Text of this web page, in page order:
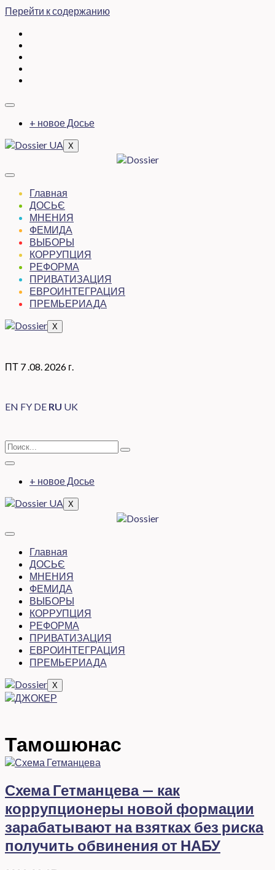
Перейти к содержанию
+ новое Досье
X
Главная
ДОСЬЄ
МНЕНИЯ
ФЕМИДА
ВЫБОРЫ
КОРРУПЦИЯ
РЕФОРМА
ПРИВАТИЗАЦИЯ
ЕВРОИНТЕГРАЦИЯ
ПРЕМЬЕРИАДА
X
ПТ 7 .08. 2026 г.
EN FY DE RU UK
+ новое Досье
X
Главная
ДОСЬЄ
МНЕНИЯ
ФЕМИДА
ВЫБОРЫ
КОРРУПЦИЯ
РЕФОРМА
ПРИВАТИЗАЦИЯ
ЕВРОИНТЕГРАЦИЯ
ПРЕМЬЕРИАДА
X
Тамошюнас
Схема Гетманцева — как
коррупционеры новой формации
зарабатывают на взятках без риска
получить обвинения от НАБУ